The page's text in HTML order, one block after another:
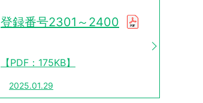
登録番号2301～2400
【PDF：175KB】
2025.01.29